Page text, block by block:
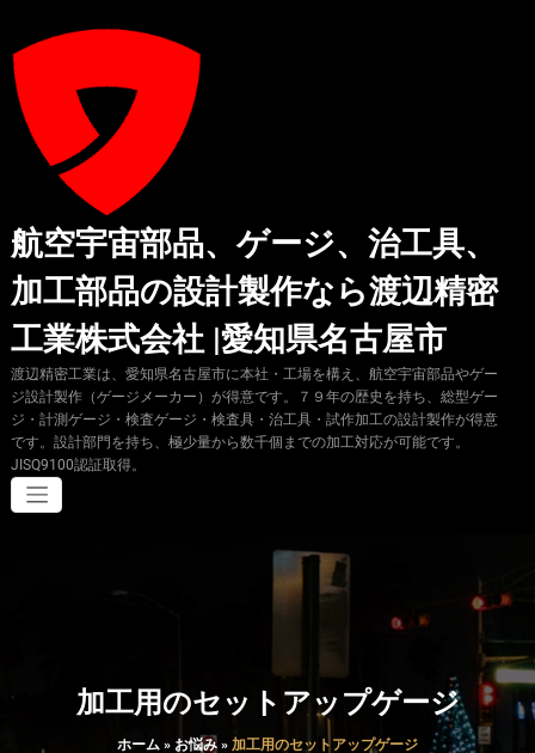
テ
航空宇宙部品、ゲージ、治工具、
加工部品の設計製作なら渡辺精密
工業株式会社 |愛知県名古屋市
渡辺精密工業は、愛知県名古屋市に本社・工場を構え、航空宇宙部品やゲー
ジ設計製作（ゲージメーカー）が得意です。７９年の歴史を持ち、総型ゲー
ジ・計測ゲージ・検査ゲージ・検査具・治工具・試作加工の設計製作が得意
です。設計部門を持ち、極少量から数千個までの加工対応が可能です。
JISQ9100認証取得。
加工用のセットアップゲージ
ホーム » お悩み » 加工用のセットアップゲージ